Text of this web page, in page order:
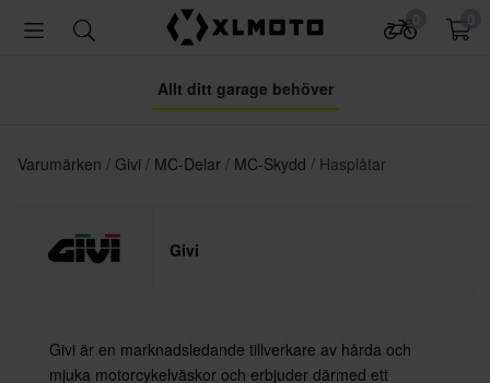
Allt ditt garage behöver
Varumärken Givi MC-Delar MC-Skydd Hasplåtar
Givi
Givi är en marknadsledande tillverkare av hårda och
mjuka motorcykelväskor och erbjuder därmed ett